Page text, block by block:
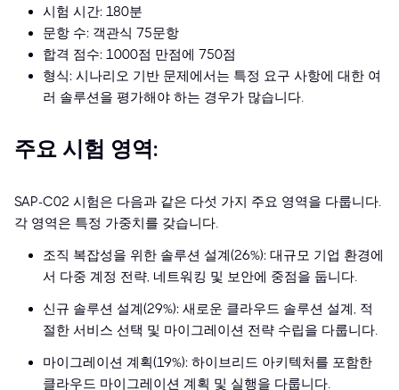
시험 시간: 180분
문항 수: 객관식 75문항
합격 점수: 1000점 만점에 750점
형식: 시나리오 기반 문제에서는 특정 요구 사항에 대한 여
러 솔루션을 평가해야 하는 경우가 많습니다.
주요 시험 영역:
SAP-C02 시험은 다음과 같은 다섯 가지 주요 영역을 다룹니다.
각 영역은 특정 가중치를 갖습니다.
조직 복잡성을 위한 솔루션 설계(26%): 대규모 기업 환경에
서 다중 계정 전략, 네트워킹 및 보안에 중점을 둡니다.
신규 솔루션 설계(29%): 새로운 클라우드 솔루션 설계, 적
절한 서비스 선택 및 마이그레이션 전략 수립을 다룹니다.
마이그레이션 계획(19%): 하이브리드 아키텍처를 포함한
클라우드 마이그레이션 계획 및 실행을 다룹니다.